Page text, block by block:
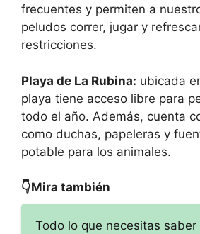
frecuentes y permiten a
peludos correr, jugar y
restricciones.
Playa de La Rubina: ubicada
playa tiene acceso libre para
todo el año. Además, cuenta
como duchas, papeleras y
potable para los animales.
👇Mira también
Todo lo que necesitas saber